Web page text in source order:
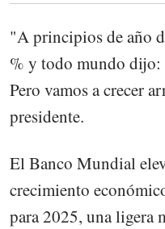
"A principios de año
% y todo mundo dijo:
Pero vamos a crecer
presidente.
El Banco Mundial
crecimiento
para 2025, una ligera